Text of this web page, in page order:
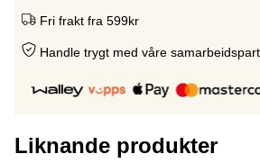
Fri frakt fra 599kr
Handle trygt med våre
Liknande produkter